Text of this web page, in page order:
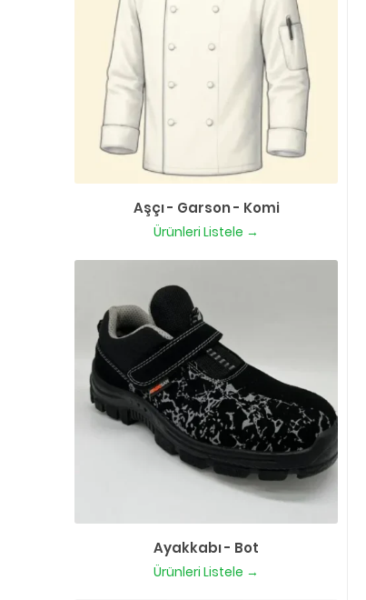
Aşçı - Garson - Komi
Ürünleri Listele →
Ayakkabı - Bot
Ürünleri Listele →